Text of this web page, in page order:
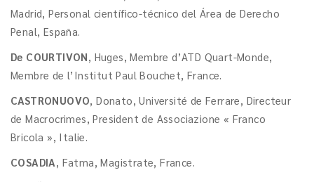
Madrid, Personal científico-técnico del Área de Derecho
Penal, España.
De COURTIVON, Huges, Membre d’ATD Quart-Monde,
Membre de l’Institut Paul Bouchet, France.
CASTRONUOVO, Donato, Université de Ferrare, Directeur
de Macrocrimes, President de Associazione « Franco
Bricola », Italie.
COSADIA, Fatma, Magistrate, France.